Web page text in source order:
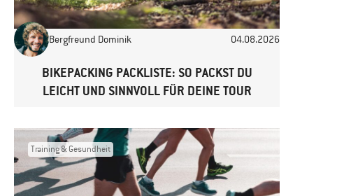
Bergfreund Dominik 04.08.2026
BIKEPACKING PACKLISTE: SO PACKST DU
LEICHT UND SINNVOLL FÜR DEINE TOUR
Training & Gesundheit